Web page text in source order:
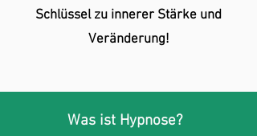
Schlüssel zu innerer Stärke und
Veränderung!
Was ist Hypnose?